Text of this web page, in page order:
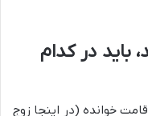
باید در کدام
خوانده (در اینجا زوج